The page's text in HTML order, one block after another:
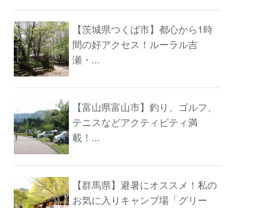
【茨城県つくば市】都心から1時
間の好アクセス！ルーラル吉
瀬・...
【富山県富山市】釣り、ゴルフ、
テニスなどアクティビティ満
載！...
【群馬県】避暑にオススメ！私の
お気に入りキャンプ場「グリー